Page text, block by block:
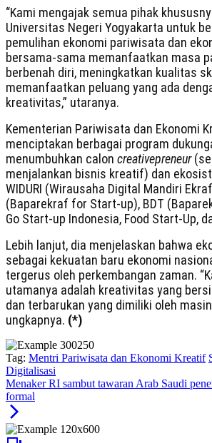
“Kami mengajak semua pihak
Universitas Negeri Yogyakarta untuk
pemulihan ekonomi pariwisata dan
bersama-sama memanfaatkan masa
berbenah diri, meningkatkan kualitas
memanfaatkan peluang yang ada
kreativitas,” utaranya.
Kementerian Pariwisata dan Ekonomi
menciptakan berbagai program
menumbuhkan calon creativepreneur
menjalankan bisnis kreatif) dan
WIDURI (Wirausaha Digital Mandiri
(Baparekraf for Start-up), BDT
Go Start-up Indonesia, Food Start-Up,
Lebih lanjut, dia menjelaskan bahwa
sebagai kekuatan baru ekonomi
tergerus oleh perkembangan zaman.
utamanya adalah kreativitas yang
dan terbarukan yang dimiliki oleh
ungkapnya. (*)
Tag: Mentri Pariwisata dan Ekonomi Kreatif
Digitalisasi
Menaker RI sambut tawaran Arab Saudi
formal